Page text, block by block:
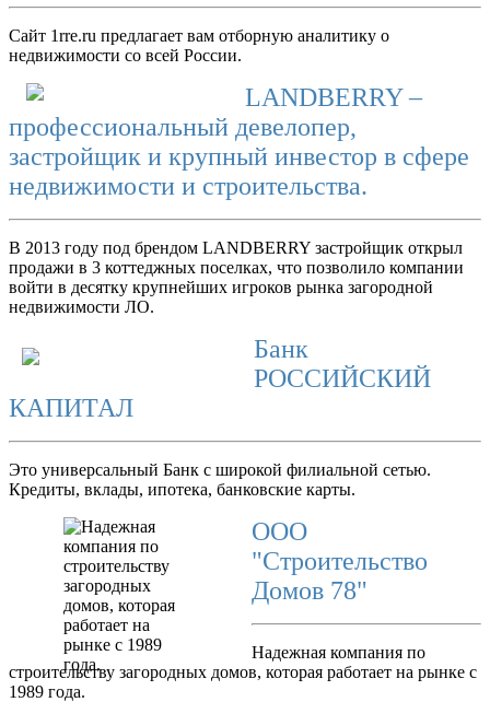
Сайт 1rre.ru предлагает вам отборную аналитику о
недвижимости со всей России.
LANDBERRY –
профессиональный девелопер,
застройщик и крупный инвестор в сфере
недвижимости и строительства.
В 2013 году под брендом LANDBERRY застройщик открыл
продажи в 3 коттеджных поселках, что позволило компании
войти в десятку крупнейших игроков рынка загородной
недвижимости ЛО.
Банк
РОССИЙСКИЙ
КАПИТАЛ
Это универсальный Банк с широкой филиальной сетью.
Кредиты, вклады, ипотека, банковские карты.
ООО
"Строительство
Домов 78"
Надежная компания по
строительству загородных домов, которая работает на рынке с
1989 года.